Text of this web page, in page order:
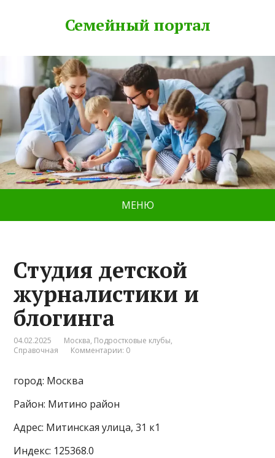
Семейный портал
МЕНЮ
Студия детской
журналистики и
блогинга
04.02.2025 Москва, Подростковые клубы,
Справочная
Комментарии: 0
город: Москва
Район: Митино район
Адрес: Митинская улица, 31 к1
Индекс: 125368.0